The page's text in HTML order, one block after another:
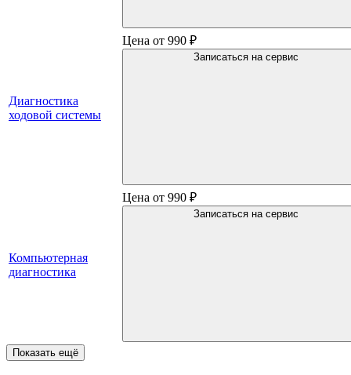
Диагностика
ходовой системы
Цена от 990 ₽
Записаться на сервис
Компьютерная
диагностика
Цена от 990 ₽
Записаться на сервис
Показать ещё